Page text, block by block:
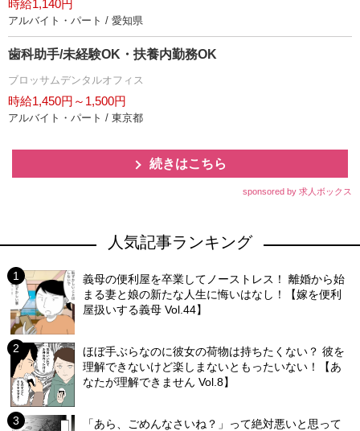
時給1,140円
アルバイト・パート / 愛知県
歯科助手/未経験OK・扶養内勤務OK
ブロッサムデンタルオフィス
時給1,450円～1,500円
アルバイト・パート / 東京都
続きはこちら
sponsored by 求人ボックス
人気記事ランキング
義母の便利屋を卒業してノーストレス！ 離婚から始
まる妻と娘の新たな人生に悔いはなし！【嫁を便利
屋扱いする義母 Vol.44】
ほぼ手ぶらなのに彼女の荷物は持ちたくない？ 彼を
理解できないけど楽しまないともったいない！【あ
なたが理解できません Vol.8】
「あら、ごめんなさいね？」って絶対悪いと思って